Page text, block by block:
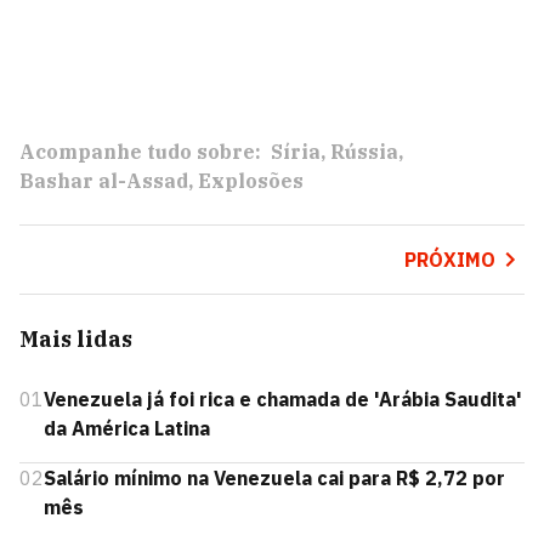
Acompanhe tudo sobre: Síria Rússia
Bashar al-Assad Explosões
PRÓXIMO
Mais lidas
01Venezuela já foi rica e chamada de 'Arábia Saudita'
da América Latina
02Salário mínimo na Venezuela cai para R$ 2,72 por
mês